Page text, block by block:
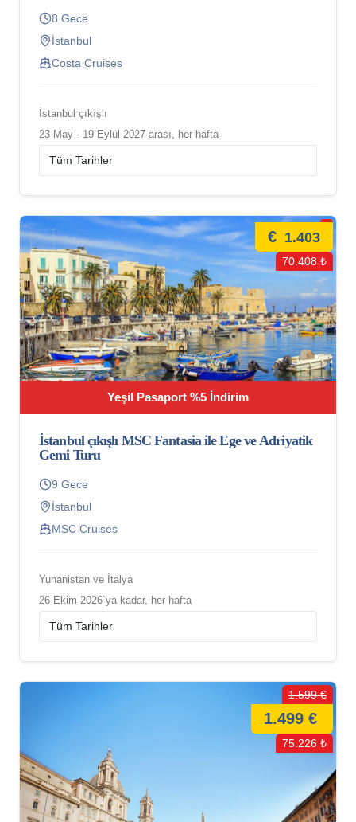
8 Gece
İstanbul
Costa Cruises
İstanbul çıkışlı
23 May - 19 Eylül 2027 arası, her hafta
Yeşil Pasaport %5 İndirim
€ 1.403
70.408 ₺
İstanbul çıkışlı MSC Fantasia ile Ege ve Adriyatik
Gemi Turu
9 Gece
İstanbul
MSC Cruises
Yunanistan ve İtalya
26 Ekim 2026`ya kadar, her hafta
1.599 €
1.499 €
75.226 ₺